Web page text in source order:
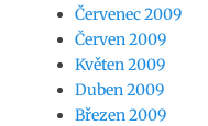
Červenec 2009
Červen 2009
Květen 2009
Duben 2009
Březen 2009